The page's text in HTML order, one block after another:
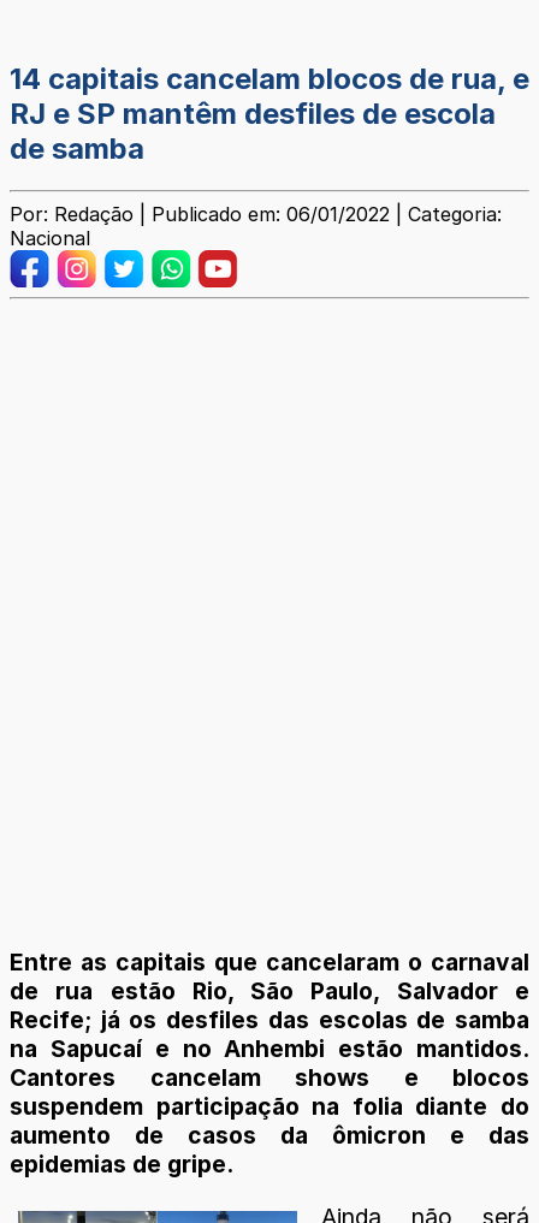
14 capitais cancelam blocos de rua, e
RJ e SP mantêm desfiles de escola
de samba
Por: Redação | Publicado em: 06/01/2022 | Categoria:
Nacional
Entre as capitais que cancelaram o carnaval
de rua estão Rio, São Paulo, Salvador e
Recife; já os desfiles das escolas de samba
na Sapucaí e no Anhembi estão mantidos.
Cantores cancelam shows e blocos
suspendem participação na folia diante do
aumento de casos da ômicron e das
epidemias de gripe.
Ainda não será